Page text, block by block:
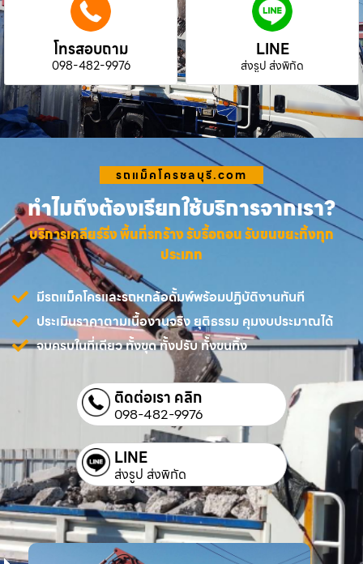
โทรสอบถาม
098-482-9976
LINE
ส่งรูป ส่งพิกัด
รถแม็คโครชลบุรี.com
ทำไมถึงต้องเรียกใช้บริการจากเรา?
บริการเคลียร์ริ่ง พื้นที่รกร้าง รับรื้อถอน รับขนขยะทิ้งทุก
ประเภท
มีรถแม็คโครและรถหกล้อดั้มพ์พร้อมปฏิบัติงานทันที
ประเมินราคาตามเนื้องานจริง ยุติธรรม คุมงบประมาณได้
จบครบในที่เดียว ทั้งขุด ทั้งปรับ ทั้งขนทิ้ง
ติดต่อเรา คลิก
098-482-9976
LINE
ส่งรูป ส่งพิกัด